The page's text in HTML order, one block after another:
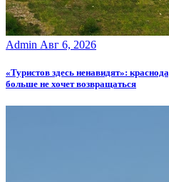
Admin Авг 6, 2026
«Туристов здесь ненавидят»:
больше не хочет возвращаться